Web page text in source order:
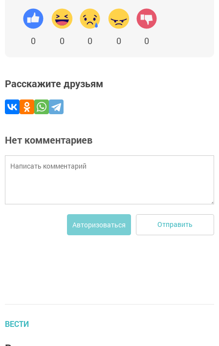
0 0 0 0 0
Расскажите друзьям
Нет комментариев
Авторизоваться Отправить
ВЕСТИ